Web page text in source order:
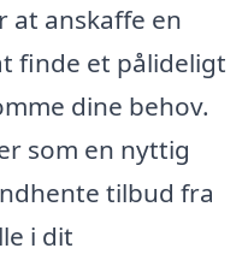
at anskaffe en
finde et pålideligt
dine behov.
som en nyttig
tilbud fra
i dit